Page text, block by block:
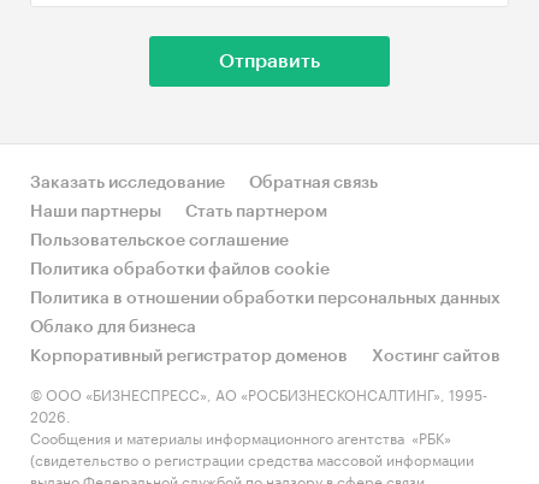
Заказать исследование
Обратная связь
Наши партнеры
Стать партнером
Пользовательское соглашение
Политика обработки файлов cookie
Политика в отношении обработки персональных данных
Облако для бизнеса
Корпоративный регистратор доменов
Хостинг сайтов
© ООО «БИЗНЕСПРЕСС», АО «РОСБИЗНЕСКОНСАЛТИНГ», 1995-
2026.
Сообщения и материалы информационного агентства «РБК»
(свидетельство о регистрации средства массовой информации